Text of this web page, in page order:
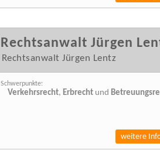
Rechtsanwalt Jürgen
Rechtsanwalt Jürgen Lentz
Schwerpunkte:
Verkehrsrecht, Erbrecht und
weitere